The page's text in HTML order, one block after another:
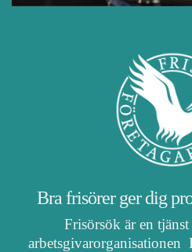
Bra frisörer ger dig
Frisörsök är en
arbetsgivarorganisationen